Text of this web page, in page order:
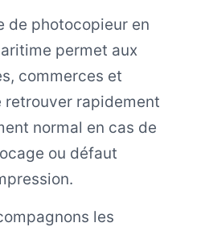
de photocopieur en
permet aux
commerces et
rapidement
normal en cas de
ou défaut
les